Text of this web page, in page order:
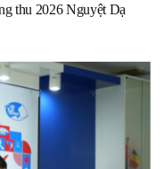
thu 2026 Nguyệt Dạ